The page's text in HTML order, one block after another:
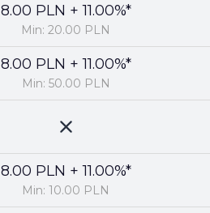
8.00 PLN + 11.00%*
Min: 20.00 PLN
8.00 PLN + 11.00%*
Min: 50.00 PLN
8.00 PLN + 11.00%*
Min: 10.00 PLN